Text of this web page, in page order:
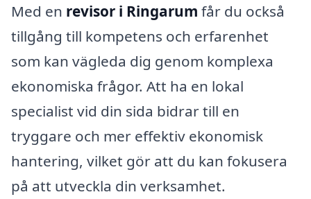
Med en revisor i Ringarum får du också
tillgång till kompetens och erfarenhet
som kan vägleda dig genom komplexa
ekonomiska frågor. Att ha en lokal
specialist vid din sida bidrar till en
tryggare och mer effektiv ekonomisk
hantering, vilket gör att du kan fokusera
på att utveckla din verksamhet.